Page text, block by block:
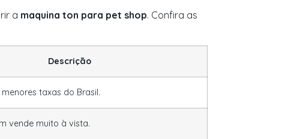
a maquina ton para pet shop. Confira as
Descrição
taxas do Brasil.
vende muito à vista.